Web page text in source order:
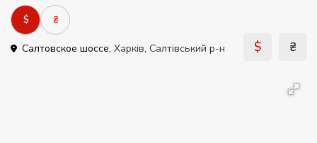
$ ₴
Салтовское шоссе, Харків, Салтівський р-н $ ₴